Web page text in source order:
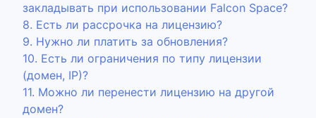
закладывать при использовании Falcon Space?
8. Есть ли рассрочка на лицензию?
9. Нужно ли платить за обновления?
10. Есть ли ограничения по типу лицензии
(домен, IP)?
11. Можно ли перенести лицензию на другой
домен?